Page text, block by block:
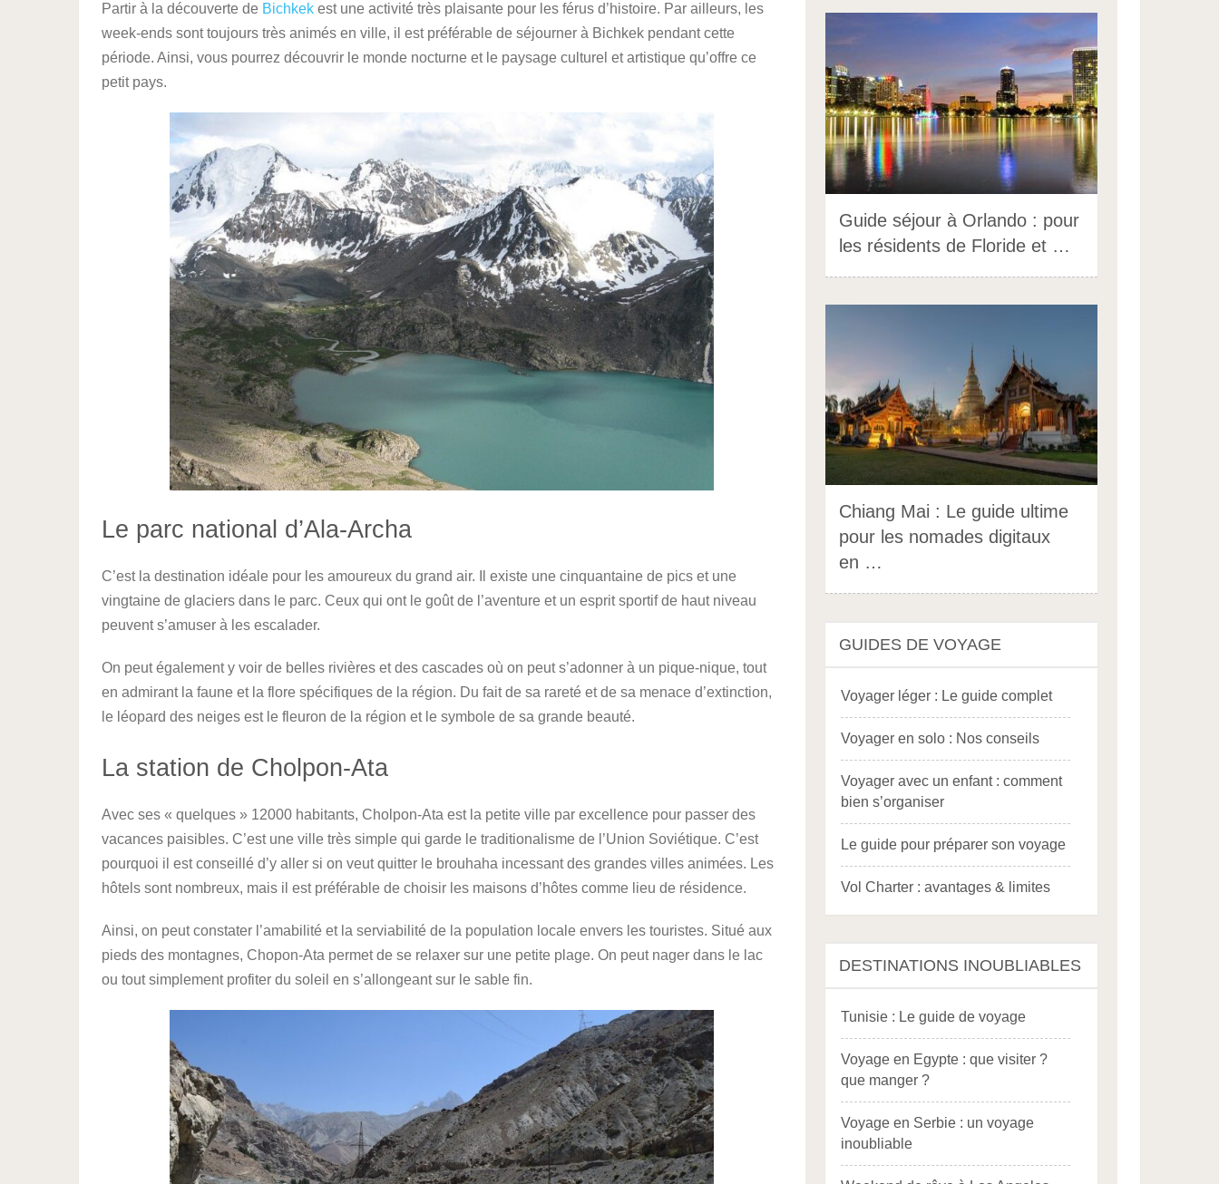
Partir à la découverte de Bichkek est une activité très plaisante pour les férus d’histoire. Par ailleurs, les
week-ends sont toujours très animés en ville, il est préférable de séjourner à Bichkek pendant cette
période. Ainsi, vous pourrez découvrir le monde nocturne et le paysage culturel et artistique qu’offre ce
petit pays.
Le parc national d’Ala-Archa
C’est la destination idéale pour les amoureux du grand air. Il existe une cinquantaine de pics et une
vingtaine de glaciers dans le parc. Ceux qui ont le goût de l’aventure et un esprit sportif de haut niveau
peuvent s’amuser à les escalader.
On peut également y voir de belles rivières et des cascades où on peut s’adonner à un pique-nique, tout
en admirant la faune et la flore spécifiques de la région. Du fait de sa rareté et de sa menace d’extinction,
le léopard des neiges est le fleuron de la région et le symbole de sa grande beauté.
La station de Cholpon-Ata
Avec ses « quelques » 12000 habitants, Cholpon-Ata est la petite ville par excellence pour passer des
vacances paisibles. C’est une ville très simple qui garde le traditionalisme de l’Union Soviétique. C’est
pourquoi il est conseillé d’y aller si on veut quitter le brouhaha incessant des grandes villes animées. Les
hôtels sont nombreux, mais il est préférable de choisir les maisons d’hôtes comme lieu de résidence.
Ainsi, on peut constater l’amabilité et la serviabilité de la population locale envers les touristes. Situé aux
pieds des montagnes, Chopon-Ata permet de se relaxer sur une petite plage. On peut nager dans le lac
ou tout simplement profiter du soleil en s’allongeant sur le sable fin.
Guide séjour à Orlando : pour
les résidents de Floride et …
Chiang Mai : Le guide ultime
pour les nomades digitaux
en …
GUIDES DE VOYAGE
Voyager léger : Le guide complet
Voyager en solo : Nos conseils
Voyager avec un enfant : comment
bien s’organiser
Le guide pour préparer son voyage
Vol Charter : avantages & limites
DESTINATIONS INOUBLIABLES
Tunisie : Le guide de voyage
Voyage en Egypte : que visiter ?
que manger ?
Voyage en Serbie : un voyage
inoubliable